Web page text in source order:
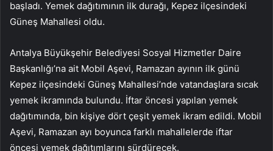
başladı. Yemek dağıtımının ilk durağı, Kepez ilçesindeki
Güneş Mahallesi oldu.
Antalya Büyükşehir Belediyesi Sosyal Hizmetler Daire
Başkanlığı’na ait Mobil Aşevi, Ramazan ayının ilk günü
Kepez ilçesindeki Güneş Mahallesi’nde vatandaşlara sıcak
yemek ikramında bulundu. İftar öncesi yapılan yemek
dağıtımında, bin kişiye dört çeşit yemek ikram edildi. Mobil
Aşevi, Ramazan ayı boyunca farklı mahallelerde iftar
öncesi yemek dağıtımlarını sürdürecek.